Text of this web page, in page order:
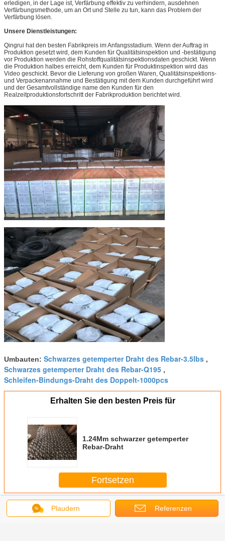
erledigen, in der Lage ist, Verfärbung effektiv zu verhindern, ausdehnen
Verfärbungsmethode, um an Ort und Stelle zu tun, kann das Problem der
Verfärbung lösen.
Unsere Dienstleistungen:
Qingrui hat den besten Fabrikpreis im Anfangsstadium. Wenn der Auftrag in
Produktion gesetzt wird, dem Kunden für Qualitätsinspektion und -bestätigung
vor Produktion werden die Rohstoffqualitätsinspektionsdaten geschickt. Wenn
die Produktion halbes erreicht, dem Kunden für Produktinspektion wird das
Video geschickt. Bevor die Lieferung von großen Waren, Qualitätsinspektions-
und Verpackenannahme und Bestätigung mit dem Kunden durchgeführt wird
und der Gesamtvollständige name den Kunden für den
Realzeitproduktionsfortschritt der Fabrikproduktion berichtet wird.
Umbauten: Schwarzes getemperter Draht des Rebar-3.5lbs ,
Schwarzes getemperter Draht des Rebar-Q195 ,
Schleifen-Bindungs-Draht des Doppelt-1000pcs
Erhalten Sie den besten Preis für
1.24Mm schwarzer getemperter
Rebar-Draht
Fortsetzen
Schwarzer getemperter Rebar-Draht
Plaudern Referenzen